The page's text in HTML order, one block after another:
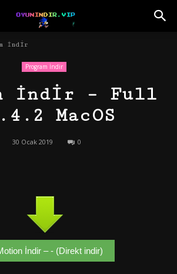
İndir
Program İndir
İndir – Full
MacOS
30 Ocak 2019 0
İndir – - (Direkt indir)